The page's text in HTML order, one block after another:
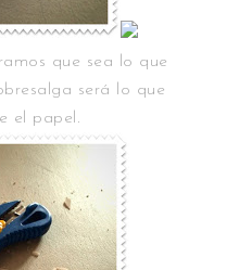
que sea lo que
será lo que
el papel.